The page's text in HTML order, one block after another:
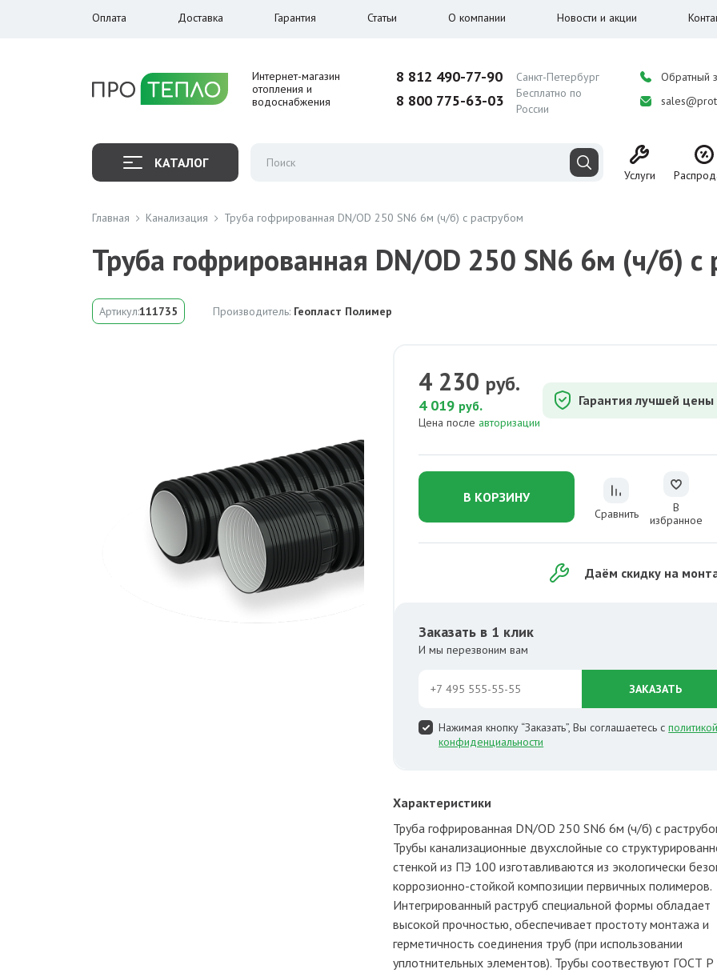
Оплата Доставка Гарантия Статьи О компании Новости и акции
Интернет-магазин
отопления и
водоснабжения
8 812 490-77-90 Санкт-Петербург
8 800 775-63-03
Бесплатно по
России
Обратный
КАТАЛОГ
Услуги
Главная Канализация Труба гофрированная DN/OD 250 SN6 6м (ч/б) с раструбом
Труба гофрированная DN/OD 250 SN6 6м (ч/б) с
Артикул:111735 Производитель: Геопласт Полимер
4 230 руб.
4 019 руб.
Цена после авторизации
Гарантия лучшей цены
В КОРЗИНУ
Сравнить
В
избранное
Даём скидку на
Заказать в 1 клик
И мы перезвоним вам
ЗАКАЗАТЬ
Нажимая кнопку “Заказать”, Вы соглашаетесь сполитикой
конфиденциальности
Характеристики
Труба гофрированная DN/OD 250 SN6 6м (ч/б) с
Трубы канализационные двухслойные со
стенкой из ПЭ 100 изготавливаются из экологически
коррозионно-стойкой композиции первичных полимеров.
Интегрированный раструб специальной формы обладает
высокой прочностью, обеспечивает простоту монтажа и
герметичность соединения труб (при использовании
уплотнительных элементов). Трубы соотвествуют ГОСТ Р